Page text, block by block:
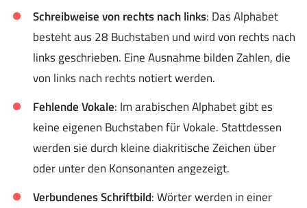
Schreibweise von rechts nach links: Das Alphabet
besteht aus 28 Buchstaben und wird von rechts nach
links geschrieben. Eine Ausnahme bilden Zahlen, die
von links nach rechts notiert werden.
Fehlende Vokale: Im arabischen Alphabet gibt es
keine eigenen Buchstaben für Vokale. Stattdessen
werden sie durch kleine diakritische Zeichen über
oder unter den Konsonanten angezeigt.
Verbundenes Schriftbild: Wörter werden in einer